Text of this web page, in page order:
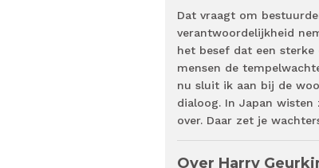
Dat vraagt om
verantwoordelijkheid
het besef dat een sterke
mensen de
nu sluit ik aan bij de
dialoog. In Japan
over. Daar zet je
Over Harry